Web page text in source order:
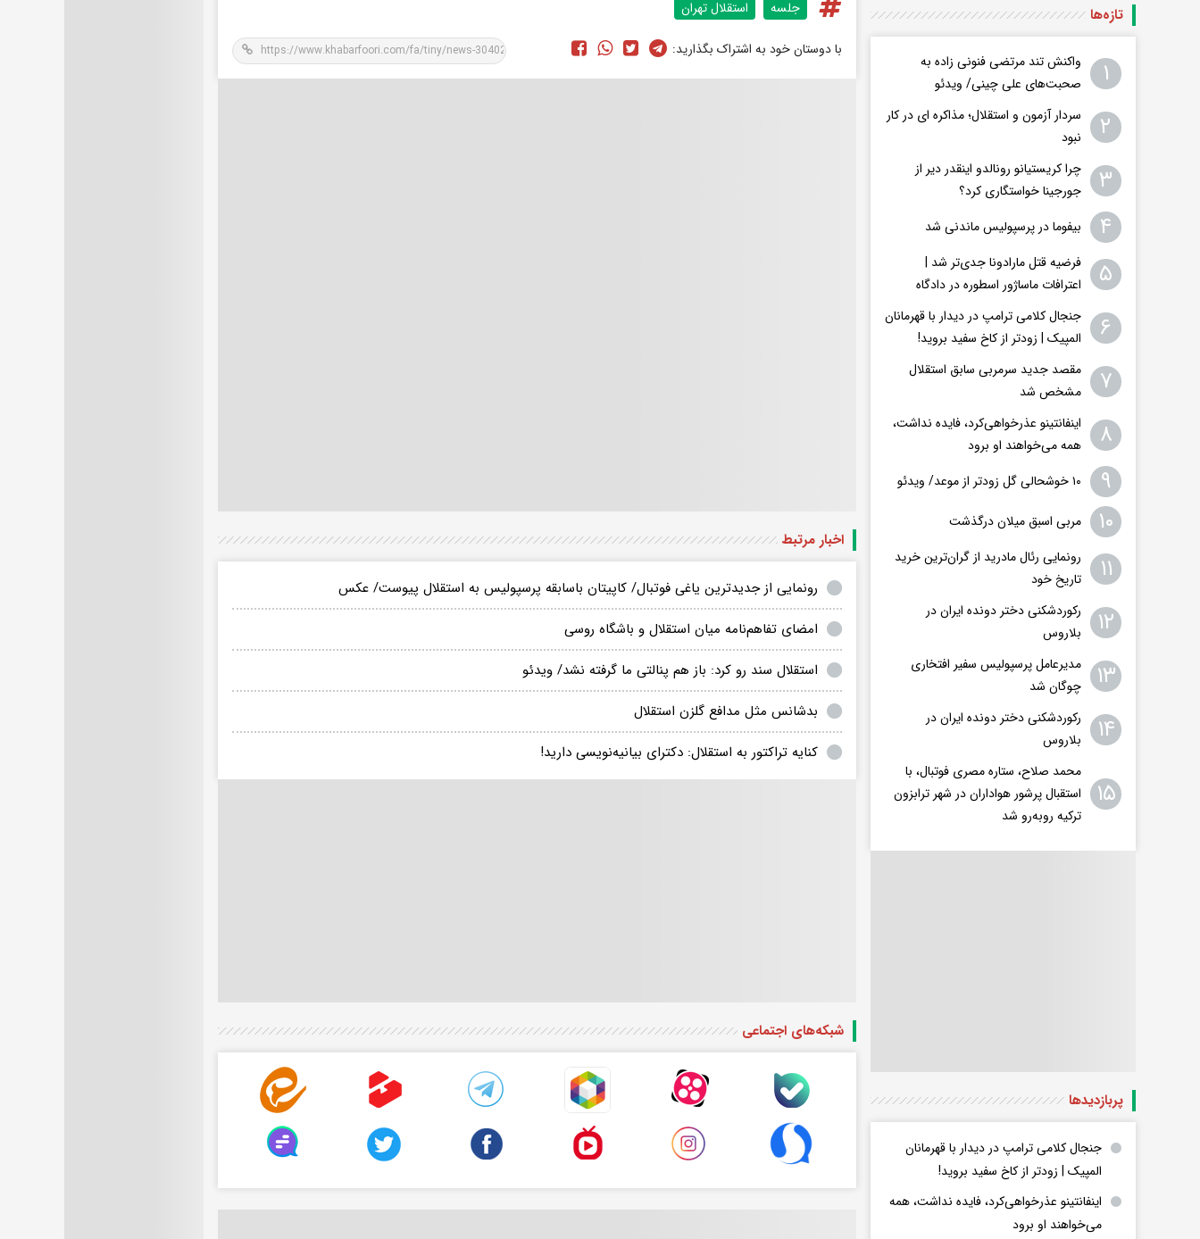
جلسه استقلال تهران
با دوستان خود به اشتراک بگذارید:
اخبار مرتبط
رونمایی از جدیدترین یاغی فوتبال/ کاپیتان باسابقه پرسپولیس به استقلال پیوست/ عکس
امضای تفاهم‌نامه میان استقلال و باشگاه روسی
استقلال سند رو کرد: باز هم پنالتی ما گرفته نشد/ ویدئو
بدشانس مثل مدافع گلزن استقلال
کنایه تراکتور به استقلال: دکترای بیانیه‌نویسی دارید!
شبکه‌های اجتماعی
تازه‌ها
۱
واکنش تند مرتضی فنونی زاده به
صحبت‌های علی چینی/ ویدئو
۲
سردار آزمون و استقلال؛ مذاکره ای در کار
نبود
۳
چرا کریستیانو رونالدو اینقدر دیر از
جورجینا خواستگاری کرد؟
۴ بیفوما در پرسپولیس ماندنی شد
۵
فرضیه قتل مارادونا جدی‌تر شد |
اعترافات ماساژور اسطوره در دادگاه
۶
جنجال کلامی ترامپ در دیدار با قهرمانان
المپیک | زودتر از کاخ سفید بروید!
۷
مقصد جدید سرمربی سابق استقلال
مشخص شد
۸
اینفانتینو عذرخواهی‌کرد، فایده نداشت،
همه می‌خواهند او برود
۹ ۱۰ خوشحالی گل زودتر از موعد/ ویدئو
۱۰ مربی اسبق میلان درگذشت
۱۱
رونمایی رئال مادرید از گران‌ترین خرید
تاریخ خود
۱۲
رکوردشکنی دختر دونده ایران در
بلاروس
۱۳
مدیرعامل پرسپولیس سفیر افتخاری
چوگان شد
۱۴
رکوردشکنی دختر دونده ایران در
بلاروس
۱۵
محمد صلاح، ستاره مصری فوتبال، با
استقبال پرشور هواداران در شهر ترابزون
ترکیه روبه‌رو شد
پربازدید‌ها
جنجال کلامی ترامپ در دیدار با قهرمانان
المپیک | زودتر از کاخ سفید بروید!
اینفانتینو عذرخواهی‌کرد، فایده نداشت، همه
می‌خواهند او برود